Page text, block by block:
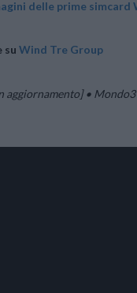
delle prime simcard
su Wind Tre Group
aggiornamento] •